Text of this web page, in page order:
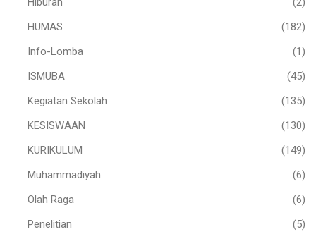
HUMAS
(182)
Info-Lomba
(1)
ISMUBA
(45)
Kegiatan Sekolah
(135)
KESISWAAN
(130)
KURIKULUM
(149)
Muhammadiyah
(6)
Olah Raga
(6)
Penelitian
(5)